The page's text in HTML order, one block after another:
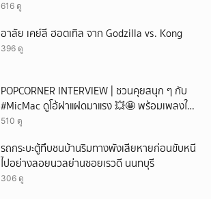
616 ดู
อาลัย เคย์ลี ฮอตเทิล จาก Godzilla vs. Kong
396 ดู
POPCORNER INTERVIEW | ชวนคุยสนุก ๆ กับ
#MicMac ดูโอ้ฝาแฝดมาแรง 💥🤩 พร้อมเพลงใหม่
สุดเพราะ 'WORKING U' ✨
510 ดู
รถกระบะตู้ทึบชนบ้านริมทางพังเสียหายก่อนขับหนี
ไปอย่างลอยนวลย่านซอยเรวดี นนทบุรี
306 ดู